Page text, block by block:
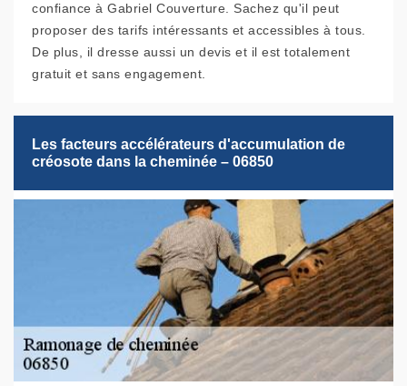
confiance à Gabriel Couverture. Sachez qu'il peut
proposer des tarifs intéressants et accessibles à tous.
De plus, il dresse aussi un devis et il est totalement
gratuit et sans engagement.
Les facteurs accélérateurs d'accumulation de
créosote dans la cheminée – 06850